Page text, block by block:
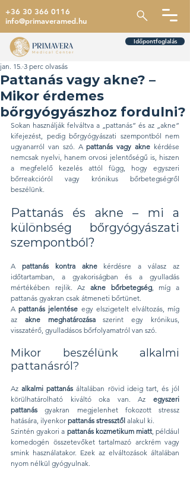
+36 30 366 0116
info@primaveramed.hu
Időpontfoglalás
Pattanás vagy akne? –
Mikor érdemes
bőrgyógyászhoz fordulni?
jan. 15. 3 perc olvasás
Sokan használják felváltva a „pattanás” és az „akne”
kifejezést, pedig bőrgyógyászati szempontból nem
ugyanarról van szó. A pattanás vagy akne kérdése
nemcsak nyelvi, hanem orvosi jelentőségű is, hiszen
a megfelelő kezelés attól függ, hogy egyszeri
bőrreakcióról vagy krónikus bőrbetegségről
beszélünk.
Pattanás és akne – mi a
különbség bőrgyógyászati
szempontból?
A pattanás kontra akne kérdésre a válasz az
időtartamban, a gyakoriságban és a gyulladás
mértékében rejlik. Az akne bőrbetegség, míg a
pattanás gyakran csak átmeneti bőrtünet.
A pattanás jelentése egy elszigetelt elváltozás, míg
az akne meghatározása szerint egy krónikus,
visszatérő, gyulladásos bőrfolyamatról van szó.
Mikor beszélünk alkalmi
pattanásról?
Az alkalmi pattanás általában rövid ideig tart, és jól
körülhatárolható kiváltó oka van. Az egyszeri
pattanás gyakran megjelenhet fokozott stressz
hatására, ilyenkor pattanás stressztől alakul ki.
Szintén gyakori a pattanás kozmetikum miatt, például
komedogén összetevőket tartalmazó arckrém vagy
smink használatakor. Ezek az elváltozások általában
nyom nélkül gyógyulnak.